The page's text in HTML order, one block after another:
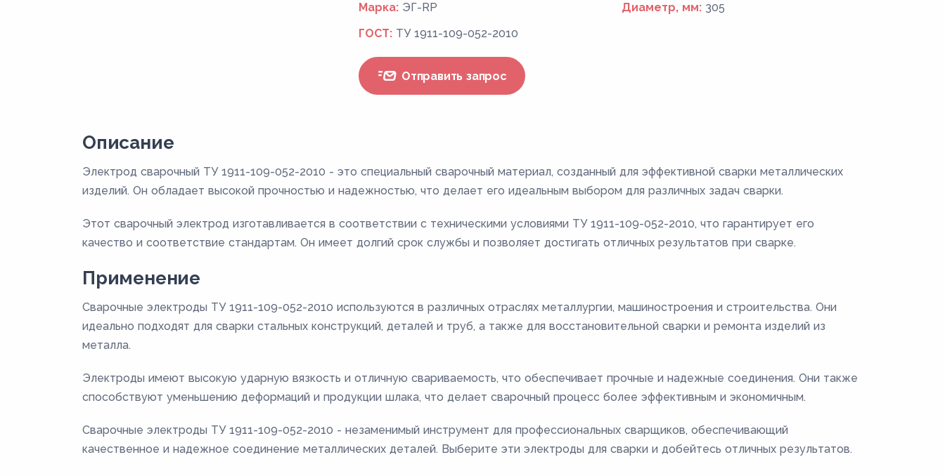
Марка: ЭГ-RP Диаметр, мм: 305
ГОСТ: ТУ 1911-109-052-2010
Отправить запрос
Описание
Электрод сварочный ТУ 1911-109-052-2010 - это специальный сварочный материал, созданный для эффективной сварки металлических
изделий. Он обладает высокой прочностью и надежностью, что делает его идеальным выбором для различных задач сварки.
Этот сварочный электрод изготавливается в соответствии с техническими условиями ТУ 1911-109-052-2010, что гарантирует его
качество и соответствие стандартам. Он имеет долгий срок службы и позволяет достигать отличных результатов при сварке.
Применение
Сварочные электроды ТУ 1911-109-052-2010 используются в различных отраслях металлургии, машиностроения и строительства. Они
идеально подходят для сварки стальных конструкций, деталей и труб, а также для восстановительной сварки и ремонта изделий из
металла.
Электроды имеют высокую ударную вязкость и отличную свариваемость, что обеспечивает прочные и надежные соединения. Они также
способствуют уменьшению деформаций и продукции шлака, что делает сварочный процесс более эффективным и экономичным.
Сварочные электроды ТУ 1911-109-052-2010 - незаменимый инструмент для профессиональных сварщиков, обеспечивающий
качественное и надежное соединение металлических деталей. Выберите эти электроды для сварки и добейтесь отличных результатов.